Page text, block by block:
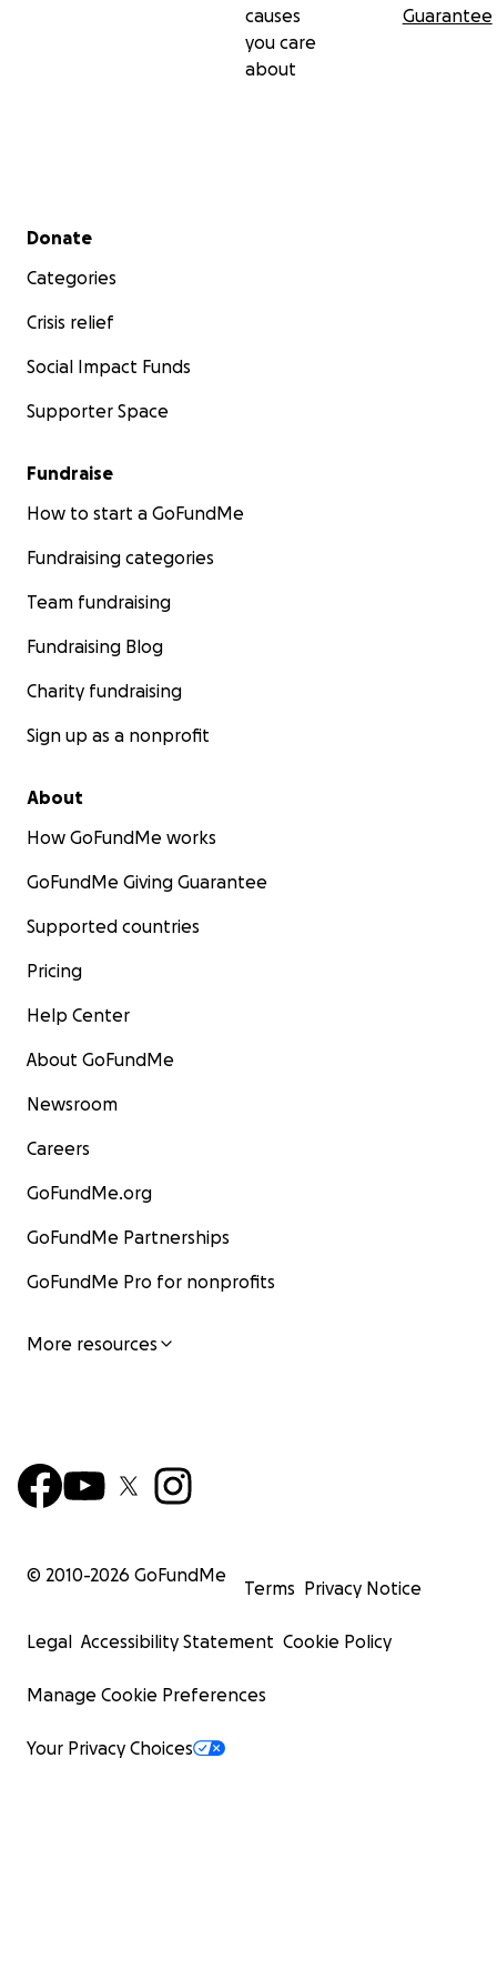
causes
you care
about
Guarantee
Secondary menu
Donate
Categories
Crisis relief
Social Impact Funds
Supporter Space
Fundraise
How to start a GoFundMe
Fundraising categories
Team fundraising
Fundraising Blog
Charity fundraising
Sign up as a nonprofit
About
How GoFundMe works
GoFundMe Giving Guarantee
Supported countries
Pricing
Help Center
About GoFundMe
Newsroom
Careers
GoFundMe.org
GoFundMe Partnerships
GoFundMe Pro for nonprofits
More resources
© 2010-2026 GoFundMe
Terms Privacy Notice
Legal Accessibility Statement Cookie Policy
Manage Cookie Preferences
Your Privacy Choices